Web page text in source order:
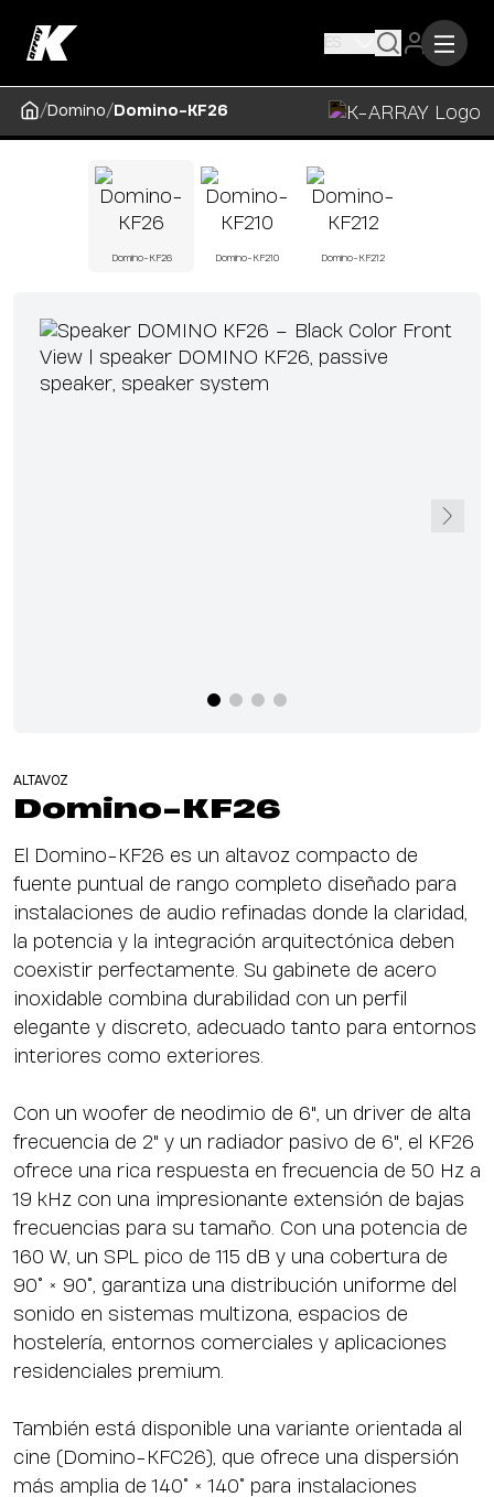
ES
/Domino/ Domino-KF26
Domino-KF26 Domino-KF210 Domino-KF212
ALTAVOZ
Domino-KF26
El Domino-KF26 es un altavoz compacto de
fuente puntual de rango completo diseñado para
instalaciones de audio refinadas donde la claridad,
la potencia y la integración arquitectónica deben
coexistir perfectamente. Su gabinete de acero
inoxidable combina durabilidad con un perfil
elegante y discreto, adecuado tanto para entornos
interiores como exteriores.
Con un woofer de neodimio de 6", un driver de alta
frecuencia de 2" y un radiador pasivo de 6", el KF26
ofrece una rica respuesta en frecuencia de 50 Hz a
19 kHz con una impresionante extensión de bajas
frecuencias para su tamaño. Con una potencia de
160 W, un SPL pico de 115 dB y una cobertura de
90° × 90°, garantiza una distribución uniforme del
sonido en sistemas multizona, espacios de
hostelería, entornos comerciales y aplicaciones
residenciales premium.
También está disponible una variante orientada al
cine (Domino-KFC26), que ofrece una dispersión
más amplia de 140° × 140° para instalaciones